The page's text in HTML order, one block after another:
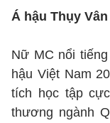
Á hậu Thụy Vân
Nữ MC nổi
hậu Việt Nam
tích học tập
thương ngành